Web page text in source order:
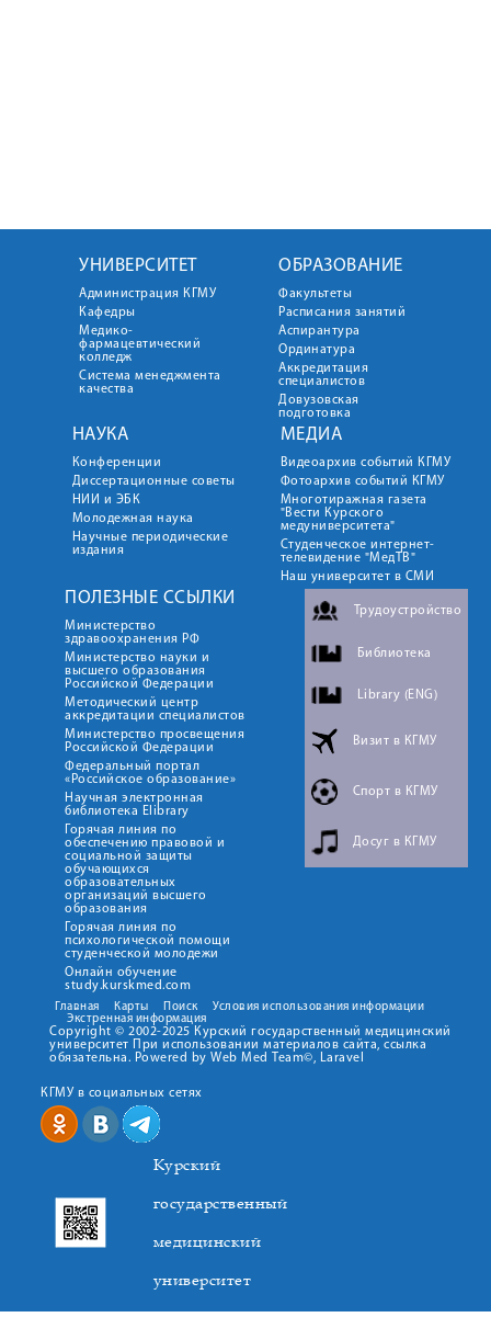
УНИВЕРСИТЕТ
Администрация КГМУ
Кафедры
Медико-
фармацевтический
колледж
Система менеджмента
качества
ОБРАЗОВАНИЕ
Факультеты
Расписания занятий
Аспирантура
Ординатура
Аккредитация
специалистов
Довузовская
подготовка
НАУКА
Конференции
Диссертационные советы
НИИ и ЭБК
Молодежная наука
Научные периодические
издания
МЕДИА
Видеоархив событий КГМУ
Фотоархив событий КГМУ
Многотиражная газета
"Вести Курского
медуниверситета"
Студенческое интернет-
телевидение "МедТВ"
Наш университет в СМИ
ПОЛЕЗНЫЕ ССЫЛКИ
Министерство
здравоохранения РФ
Министерство науки и
высшего образования
Российской Федерации
Методический центр
аккредитации специалистов
Министерство просвещения
Российской Федерации
Федеральный портал
«Российское образование»
Научная электронная
библиотека Elibrary
Горячая линия по
обеспечению правовой и
социальной защиты
обучающихся
образовательных
организаций высшего
образования
Горячая линия по
психологической помощи
студенческой молодежи
Онлайн обучение
study.kurskmed.com
Трудоустройство
Библиотека
Library (ENG)
Визит в КГМУ
Спорт в КГМУ
Досуг в КГМУ
Главная Карты Поиск
Условия использования информации
Экстренная информация
Copyright © 2002-2025 Курский государственный медицинский
университет При использовании материалов сайта, ссылка
обязательна. Powered by Web Med Team©, Laravel
КГМУ в социальных сетях
Курский
государственный
медицинский
университет